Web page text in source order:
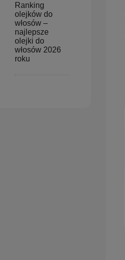
Ranking
olejków do
włosów –
najlepsze
olejki do
włosów 2026
roku